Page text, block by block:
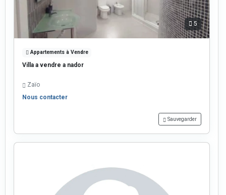
5
Appartements à Vendre
Villa a vendre a nador
Zaïo
Nous contacter
Sauvegarder